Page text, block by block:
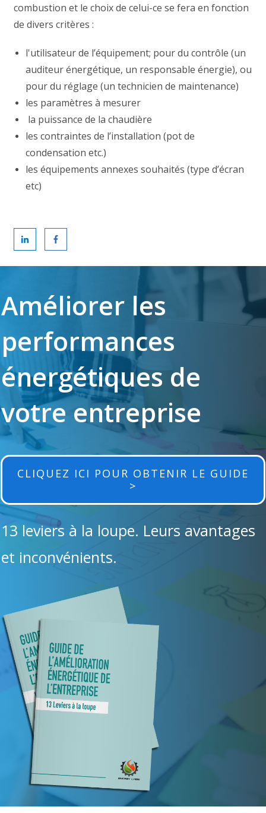
combustion et le choix de celui-ce se fera en fonction
de divers critères :
l'utilisateur de l’équipement; pour du contrôle (un
auditeur énergétique, un responsable énergie), ou
pour du réglage (un technicien de maintenance)
les paramètres à mesurer
la puissance de la chaudière
les contraintes de l’installation (pot de
condensation etc.)
les équipements annexes souhaités (type d’écran
etc)
Améliorer les
performances
énergétiques de
votre entreprise
CLIQUEZ ICI POUR OBTENIR LE GUIDE
>
13 leviers à la loupe. Leurs avantages
et inconvénients.